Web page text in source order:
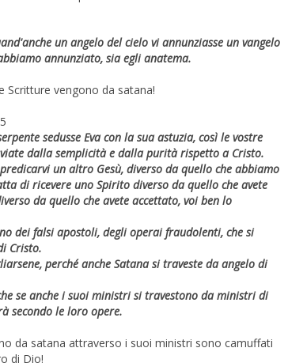
un angelo del cielo vi annunziasse un vangelo
annunziato, sia egli anatema.
Scritture vengono da satana!
sedusse Eva con la sua astuzia, così le vostre
dalla semplicità e dalla purità rispetto a Cristo.
un altro Gesù, diverso da quello che abbiamo
di ricevere uno Spirito diverso da quello che avete
da quello che avete accettato, voi ben lo
dei falsi apostoli, degli operai fraudolenti, che si
Cristo.
perché anche Satana si traveste da angelo di
se anche i suoi ministri si travestono da ministri di
secondo le loro opere.
da satana attraverso i suoi ministri sono camuffati
di Dio!